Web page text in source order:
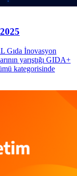
Gıda İnovasyon
yarıştığı GIDA+
kategorisinde